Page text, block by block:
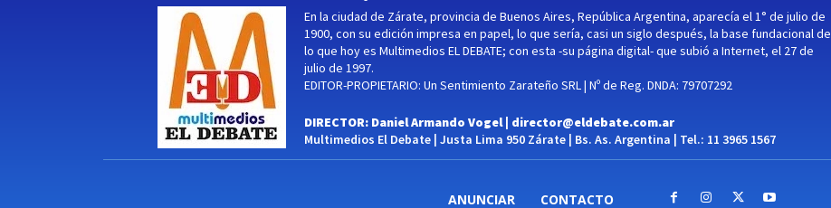
En la ciudad de Zárate, provincia de Buenos Aires, República Argentina, aparecía el 1° de julio de
1900, con su edición impresa en papel, lo que sería, casi un siglo después, la base fundacional de
lo que hoy es Multimedios EL DEBATE; con esta -su página digital- que subió a Internet, el 27 de
julio de 1997.
EDITOR-PROPIETARIO: Un Sentimiento Zarateño SRL | Nº de Reg. DNDA: 79707292
DIRECTOR: Daniel Armando Vogel | director@eldebate.com.ar
Multimedios El Debate | Justa Lima 950 Zárate | Bs. As. Argentina | Tel.: 11 3965 1567
ANUNCIAR CONTACTO